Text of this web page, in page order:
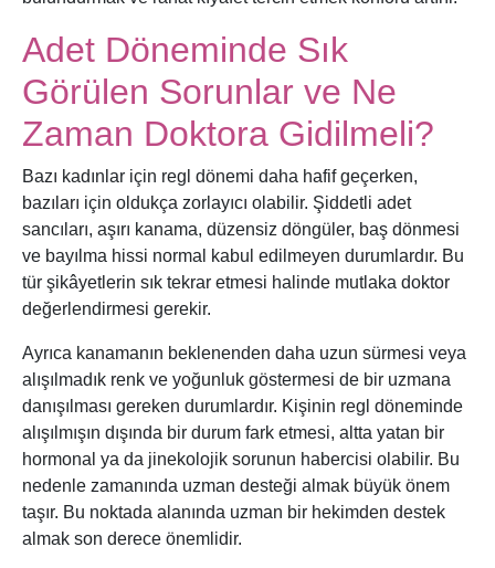
Adet Döneminde Sık
Görülen Sorunlar ve Ne
Zaman Doktora Gidilmeli?
Bazı kadınlar için regl dönemi daha hafif geçerken,
bazıları için oldukça zorlayıcı olabilir. Şiddetli adet
sancıları, aşırı kanama, düzensiz döngüler, baş dönmesi
ve bayılma hissi normal kabul edilmeyen durumlardır. Bu
tür şikâyetlerin sık tekrar etmesi halinde mutlaka doktor
değerlendirmesi gerekir.
Ayrıca kanamanın beklenenden daha uzun sürmesi veya
alışılmadık renk ve yoğunluk göstermesi de bir uzmana
danışılması gereken durumlardır. Kişinin regl döneminde
alışılmışın dışında bir durum fark etmesi, altta yatan bir
hormonal ya da jinekolojik sorunun habercisi olabilir. Bu
nedenle zamanında uzman desteği almak büyük önem
taşır. Bu noktada alanında uzman bir hekimden destek
almak son derece önemlidir.